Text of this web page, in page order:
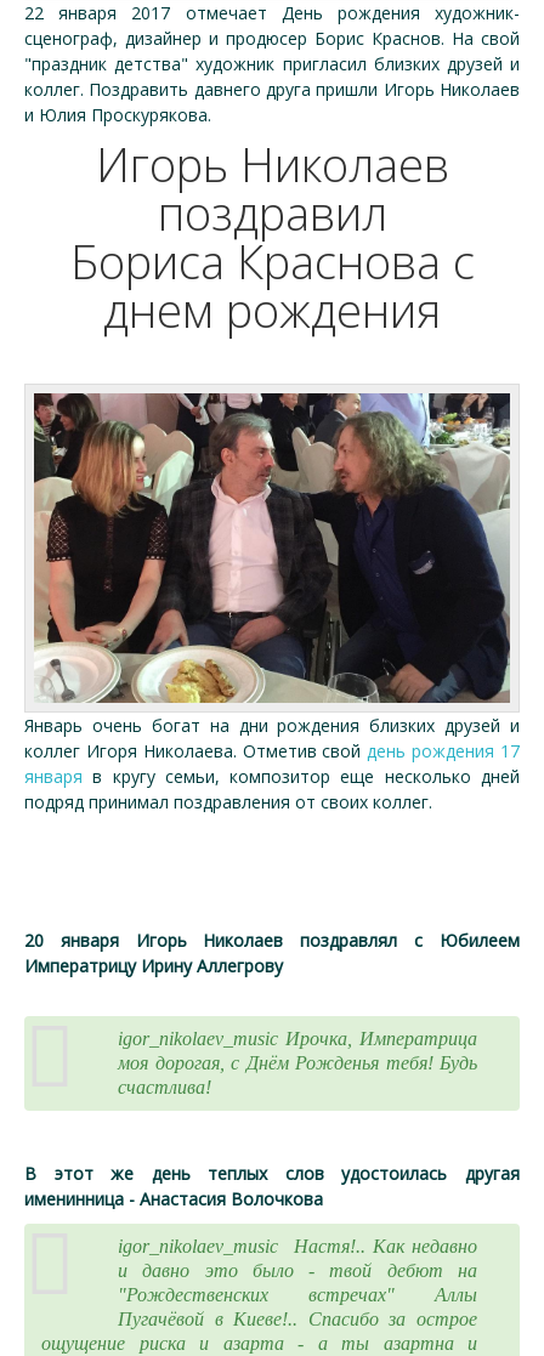
22 января 2017 отмечает День рождения художник-
сценограф, дизайнер и продюсер Борис Краснов. На свой
"праздник детства" художник пригласил близких друзей и
коллег. Поздравить давнего друга пришли Игорь Николаев
и Юлия Проскурякова.
Игорь Николаев
поздравил
Бориса Краснова с
днем рождения
Январь очень богат на дни рождения близких друзей и
коллег Игоря Николаева. Отметив свойдень рождения 17
января в кругу семьи, композитор еще несколько дней
подряд принимал поздравления от своих коллег.
20 января Игорь Николаев поздравлял с Юбилеем
Императрицу Ирину Аллегрову
igor_nikolaev_music Ирочка, Императрица
моя дорогая, с Днём Рожденья тебя! Будь
счастлива!
В этот же день теплых слов удостоилась другая
именинница - Анастасия Волочкова
igor_nikolaev_music Настя!.. Как недавно
и давно это было - твой дебют на
"Рождественских встречах" Аллы
Пугачёвой в Киеве!.. Спасибо за острое
ощущение риска и азарта - а ты азартна и